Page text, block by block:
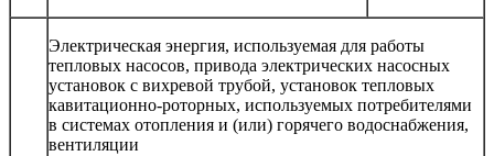
Электрическая энергия, используемая для работы
тепловых насосов, привода электрических насосных
установок с вихревой трубой, установок тепловых
кавитационно-роторных, используемых потребителями
в системах отопления и (или) горячего водоснабжения,
вентиляции